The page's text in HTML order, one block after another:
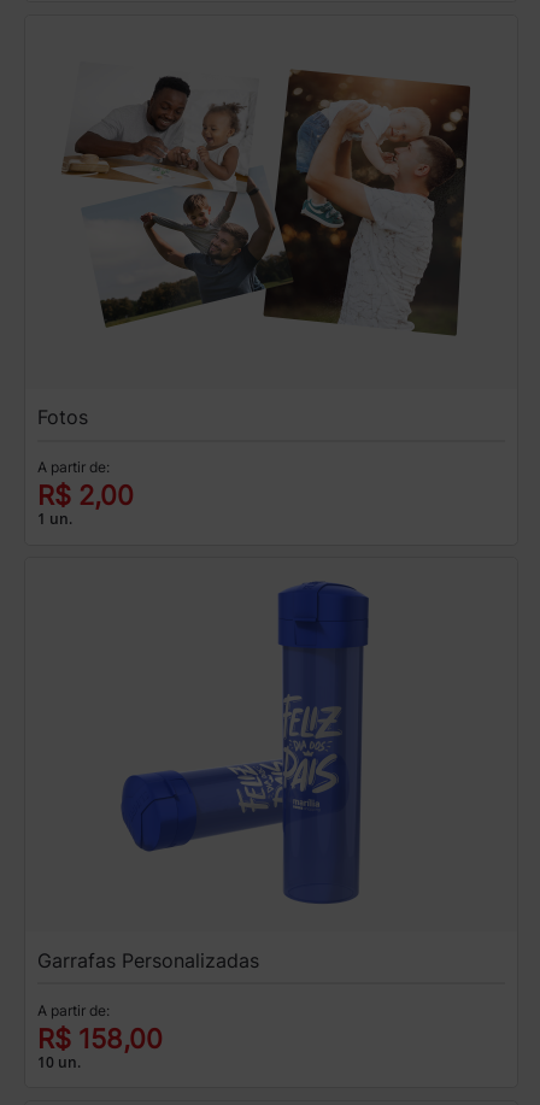
Fotos
A partir de:
R$ 2,00
1 un.
Garrafas Personalizadas
A partir de:
R$ 158,00
10 un.